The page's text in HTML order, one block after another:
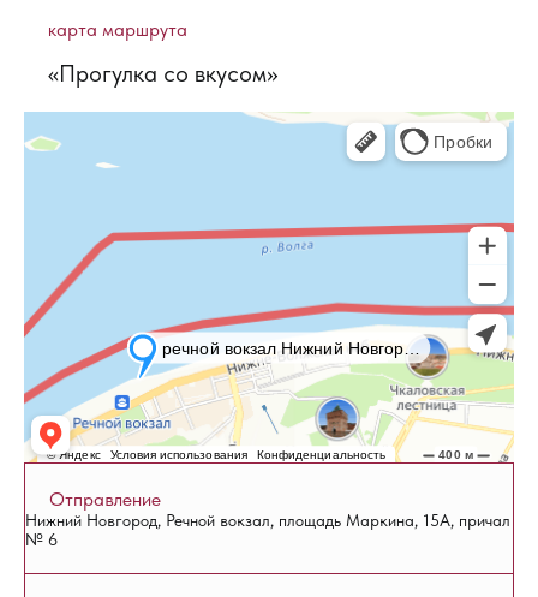
карта маршрута
«Прогулка со вкусом»
Отправление
Нижний Новгород, Речной вокзал, площадь Маркина, 15А, причал
№ 6